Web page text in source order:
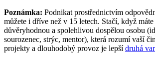
Poznámka: Podnikat prostřednictvím
můžete i dříve než v 15 letech. Stačí, když
důvěryhodnou a spolehlivou dospělou osobu
sourozenec, strýc, mentor), která rozumí vaší
projekty a dlouhodobý provoz je lepšídruhá